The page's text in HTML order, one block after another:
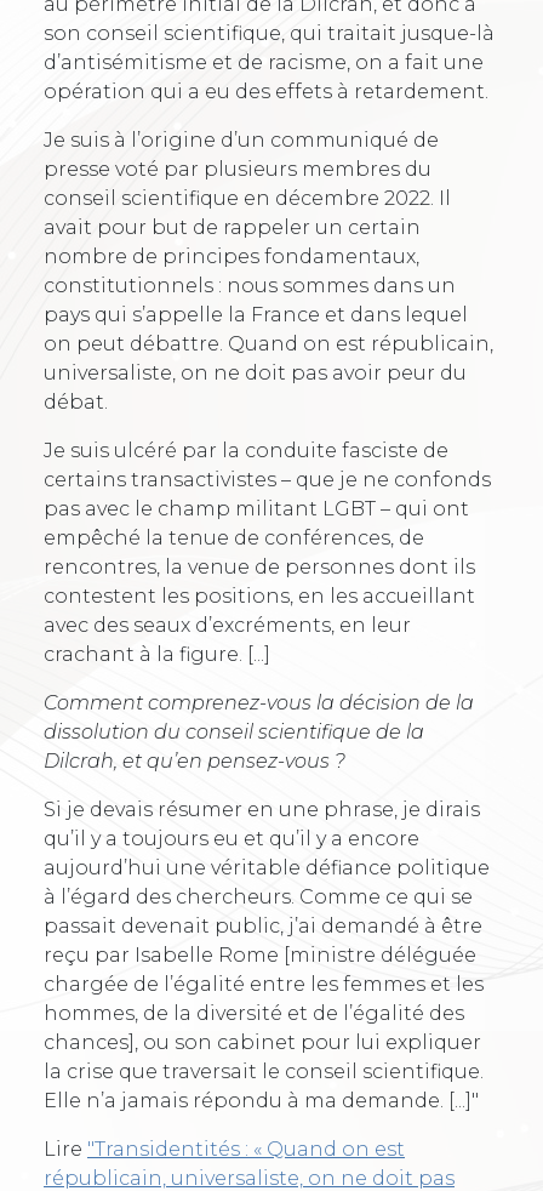
son conseil scientifique, qui traitait jusque-là
d’antisémitisme et de racisme, on a fait une
opération qui a eu des effets à retardement.
Je suis à l’origine d’un communiqué de
presse voté par plusieurs membres du
conseil scientifique en décembre 2022. Il
avait pour but de rappeler un certain
nombre de principes fondamentaux,
constitutionnels : nous sommes dans un
pays qui s’appelle la France et dans lequel
on peut débattre. Quand on est républicain,
universaliste, on ne doit pas avoir peur du
débat.
Je suis ulcéré par la conduite fasciste de
certains transactivistes – que je ne confonds
pas avec le champ militant LGBT – qui ont
empêché la tenue de conférences, de
rencontres, la venue de personnes dont ils
contestent les positions, en les accueillant
avec des seaux d’excréments, en leur
crachant à la figure. [...]
Comment comprenez-vous la décision de la
dissolution du conseil scientifique de la
Dilcrah, et qu’en pensez-vous ?
Si je devais résumer en une phrase, je dirais
qu’il y a toujours eu et qu’il y a encore
aujourd’hui une véritable défiance politique
à l’égard des chercheurs. Comme ce qui se
passait devenait public, j’ai demandé à être
reçu par Isabelle Rome [ministre déléguée
chargée de l’égalité entre les femmes et les
hommes, de la diversité et de l’égalité des
chances], ou son cabinet pour lui expliquer
la crise que traversait le conseil scientifique.
Elle n’a jamais répondu à ma demande. [...]"
Lire "Transidentités : « Quand on est
républicain, universaliste, on ne doit pas